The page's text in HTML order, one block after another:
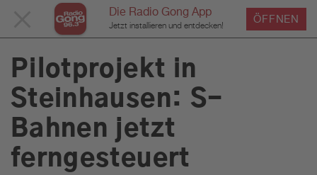
Die Radio Gong App
Jetzt installieren und entdecken!
ÖFFNEN
SCHLIESSEN
Service
Programm
Du bist hier: Home Service News News Detailseite
Pilotprojekt in
Steinhausen: S-
Bahnen jetzt
ferngesteuert